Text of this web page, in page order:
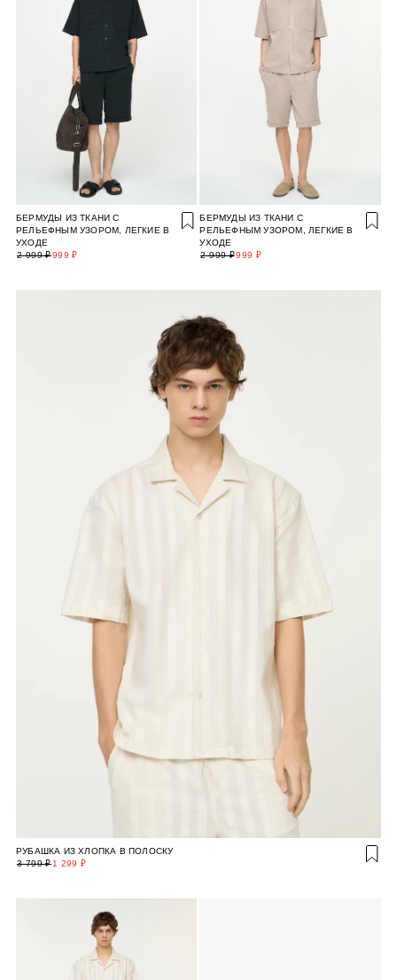
БЕРМУДЫ ИЗ ТКАНИ С
РЕЛЬЕФНЫМ УЗОРОМ, ЛЕГКИЕ В
УХОДЕ
999 ₽
2 999 ₽
БЕРМУДЫ ИЗ ТКАНИ С
РЕЛЬЕФНЫМ УЗОРОМ, ЛЕГКИЕ В
УХОДЕ
999 ₽
2 999 ₽
РУБАШКА ИЗ ХЛОПКА В ПОЛОСКУ
1 299 ₽
3 799 ₽